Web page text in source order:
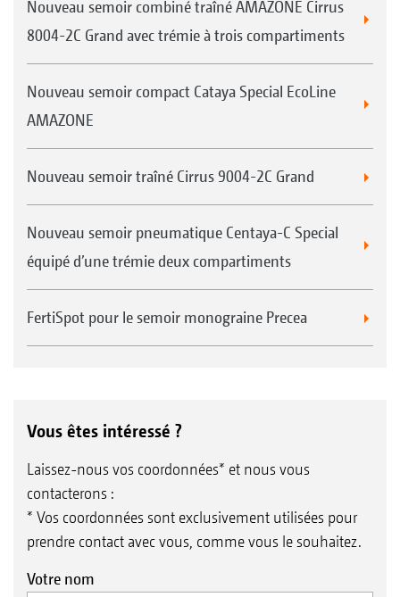
Nouveau semoir combiné traîné AMAZONE Cirrus
8004-2C Grand avec trémie à trois compartiments
Nouveau semoir compact Cataya Special EcoLine
AMAZONE
Nouveau semoir traîné Cirrus 9004-2C Grand
Nouveau semoir pneumatique Centaya-C Special
équipé d’une trémie deux compartiments
FertiSpot pour le semoir monograine Precea
Vous êtes intéressé ?
Laissez-nous vos coordonnées* et nous vous
contacterons :
* Vos coordonnées sont exclusivement utilisées pour
prendre contact avec vous, comme vous le souhaitez.
Votre nom